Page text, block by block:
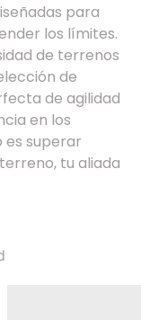
para
los límites.
de terrenos
de
de agilidad
en los
es superar
tu aliada